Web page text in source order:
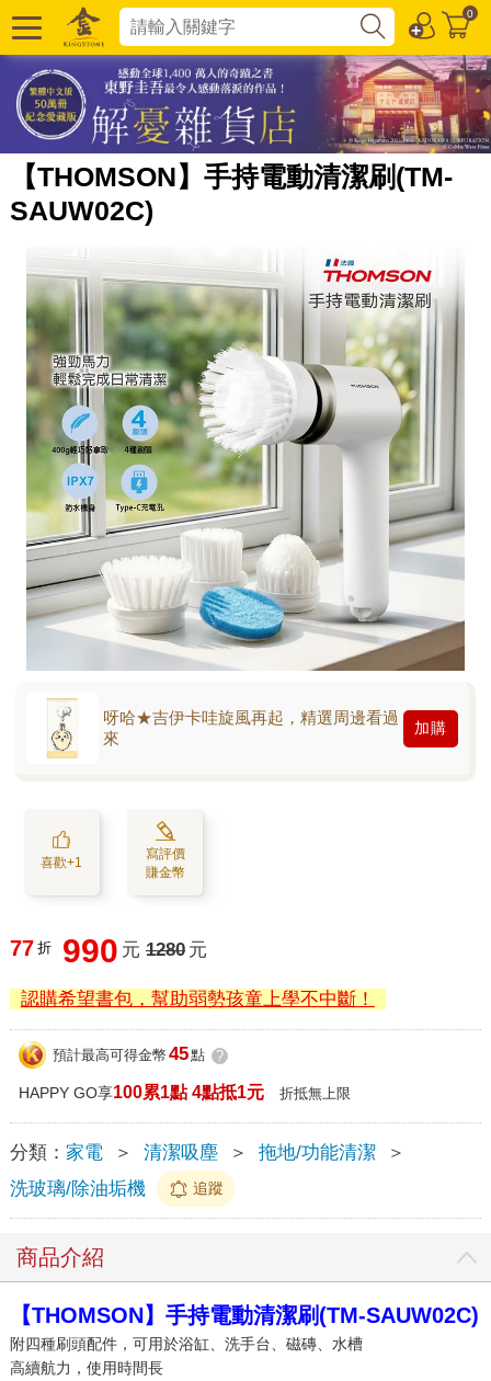
0
【THOMSON】手持電動清潔刷(TM-
SAUW02C)
呀哈★吉伊卡哇旋風再起，精選周邊看過
來
加購
喜歡+1
寫評價
賺金幣
77 折 990 元 1280 元
認購希望書包，幫助弱勢孩童上學不中斷！
預計最高可得金幣 45點 ?
HAPPY GO享100累1點 4點抵1元 折抵無上限
分類： 家電 ＞ 清潔吸塵 ＞ 拖地/功能清潔
＞
洗玻璃/除油垢機
追蹤
商品介紹
【THOMSON】手持電動清潔刷(TM-SAUW02C)
附四種刷頭配件，可用於浴缸、洗手台、磁磚、水槽
高續航力，使用時間長